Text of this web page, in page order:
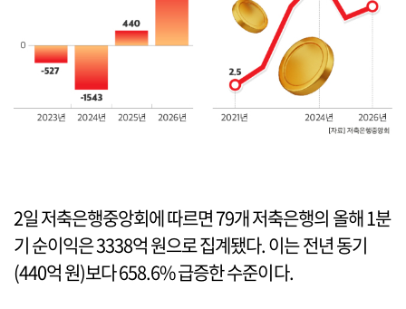
2일 저축은행중앙회에 따르면 79개 저축은행의 올해 1분
기 순이익은 3338억 원으로 집계됐다. 이는 전년 동기
(440억 원)보다 658.6% 급증한 수준이다.